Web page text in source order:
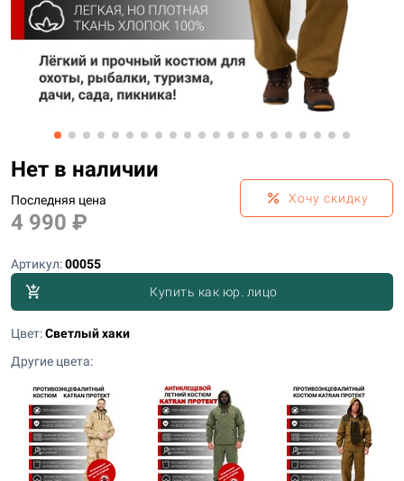
Нет в наличии
Последняя цена
4 990 ₽
percent Хочу скидку
Артикул:00055
add_shopping_cart Купить как юр. лицо
Цвет:Светлый хаки
Другие цвета: